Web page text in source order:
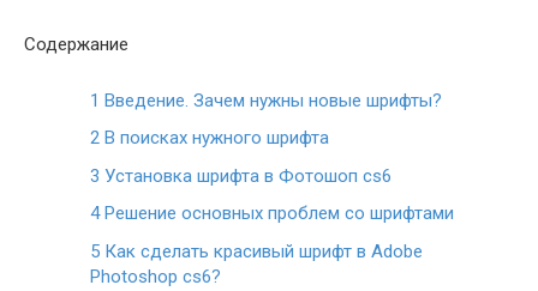
Содержание
1 Введение. Зачем нужны новые шрифты?
2 В поисках нужного шрифта
3 Установка шрифта в Фотошоп cs6
4Решение основных проблем со шрифтами
5 Как сделать красивый шрифт в Adobe
Photoshop cs6?